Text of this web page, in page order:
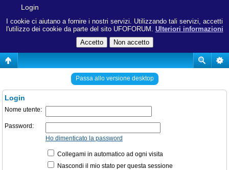
I cookie ci aiutano a fornire i nostri servizi. Utilizzando tali servizi, accetti
l'utilizzo dei cookie da parte del sito UFOFORUM. Ulteriori informazioni
Login
Passa allo versione desktop
Login
Nome utente:
Password:
Ho dimenticato la password
Collegami in automatico ad ogni visita
Nascondi il mio stato per questa sessione